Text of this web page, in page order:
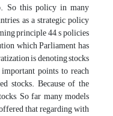
So this policy in many
as a strategic policy
principle 44, s policies
which Parliament has
is denoting stocks
points to reach
stocks. Because of the
So far many models
that regarding with